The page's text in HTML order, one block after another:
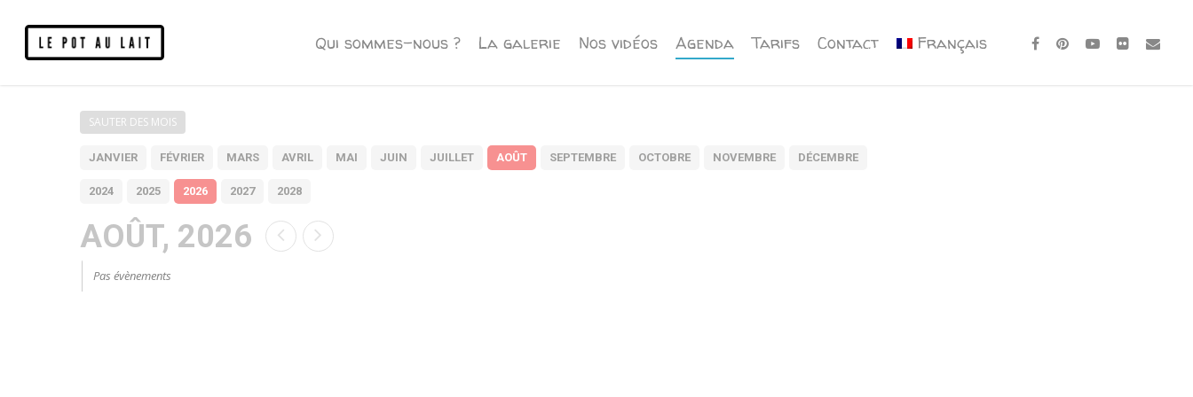
Qui sommes-nous ? La galerie Nos vidéos Agenda Tarifs Contact Français
SAUTER DES MOIS
JANVIER FÉVRIER MARS AVRIL MAI JUIN JUILLET AOÛT SEPTEMBRE OCTOBRE NOVEMBRE DÉCEMBRE
2024 2025 2026 2027 2028
AOÛT, 2026
Pas évènements